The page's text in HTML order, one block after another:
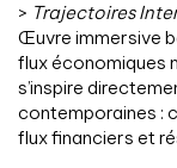
> Trajectoires
Œuvre immersive
flux économiques
s’inspire
contemporaines :
flux financiers et